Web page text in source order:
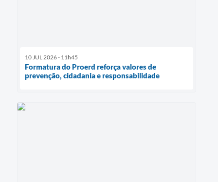
10 JUL 2026 - 11h45
Formatura do Proerd reforça valores de
prevenção, cidadania e responsabilidade